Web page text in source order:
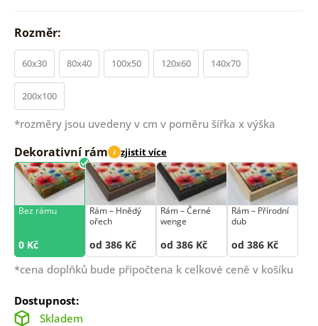
Rozměr:
60x30 80x40 100x50 120x60 140x70
200x100
*rozměry jsou uvedeny v cm v poměru šířka x výška
Dekorativní rám i zjistit více
Bez rámu
0 Kč
Rám –⁠⁠⁠⁠⁠⁠ Hnědý
ořech
od 386 Kč
Rám –⁠⁠⁠⁠⁠⁠ Černé
wenge
od 386 Kč
Rám –⁠⁠⁠⁠⁠⁠ Přírodní
dub
od 386 Kč
*cena doplňků bude připočtena k celkové ceně v košíku
Dostupnost:
Skladem